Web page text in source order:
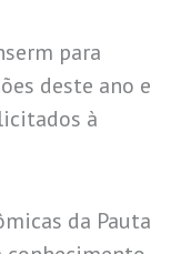
para
deste ano e
à
da Pauta